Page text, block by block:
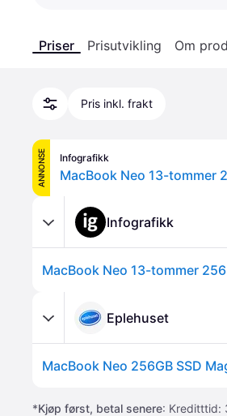
Priser Prisutvikling Om
Pris inkl. frakt
ANNONSE Infografikk
Infografikk
Eplehuset
MacBook Neo 256GB SSD
*Kjøp først, betal senere: Kreditttid: